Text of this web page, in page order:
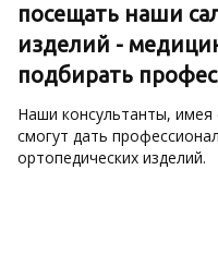
посещать наши
изделий -
подбирать
Наши консультанты, имея
смогут дать
ортопедических изделий.